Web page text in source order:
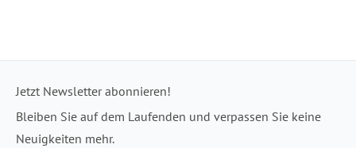
Jetzt Newsletter abonnieren!
Bleiben Sie auf dem Laufenden und verpassen Sie keine
Neuigkeiten mehr.